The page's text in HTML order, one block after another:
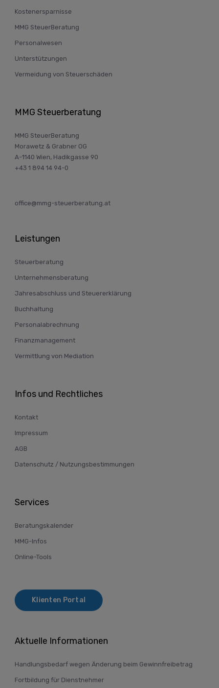
Kostenersparnisse
MMG SteuerBeratung
Personalwesen
Unterstützungen
Vermeidung von Steuerschäden
MMG Steuerberatung
MMG SteuerBeratung
Morawetz & Grabner OG
A-1140 Wien, Hadikgasse 90
+43 1 894 14 94-0
office@mmg-steuerberatung.at
Leistungen
Steuerberatung
Unternehmensberatung
Jahresabschluss und Steuererklärung
Buchhaltung
Personalabrechnung
Finanzmanagement
Vermittlung von Mediation
Infos und Rechtliches
Kontakt
Impressum
AGB
Datenschutz / Nutzungsbestimmungen
Services
Beratungskalender
MMG-Infos
Online-Tools
Klienten Portal
Aktuelle Informationen
Handlungsbedarf wegen Änderung beim Gewinnfreibetrag
Fortbildung für Dienstnehmer